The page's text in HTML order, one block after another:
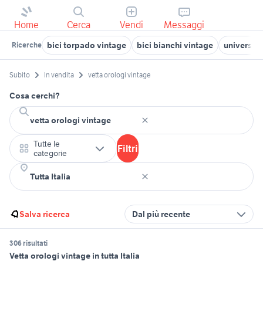
Home Cerca Vendi Messaggi
Ricerche bici torpado vintage bici bianchi vintage universal
Subito In vendita vetta orologi vintage
Cosa cerchi?
Tutte le
categorie
Filtri
Salva ricerca Dal più recente
306 risultati
Vetta orologi vintage in tutta Italia